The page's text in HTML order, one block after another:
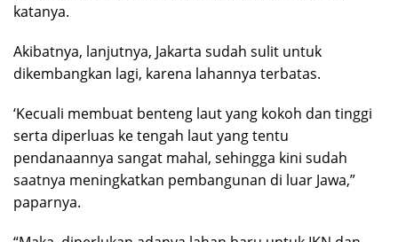
katanya.
Akibatnya, lanjutnya, Jakarta sudah sulit untuk
dikembangkan lagi, karena lahannya terbatas.
‘Kecuali membuat benteng laut yang kokoh dan tinggi
serta diperluas ke tengah laut yang tentu
pendanaannya sangat mahal, sehingga kini sudah
saatnya meningkatkan pembangunan di luar Jawa,”
paparnya.